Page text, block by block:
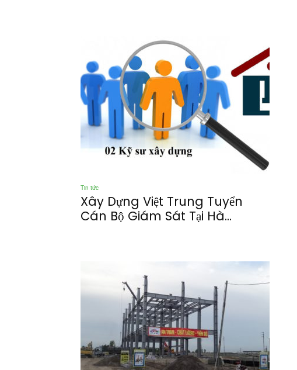
Tin tức
Xây Dựng Việt Trung Tuyển
Cán Bộ Giám Sát Tại Hà...